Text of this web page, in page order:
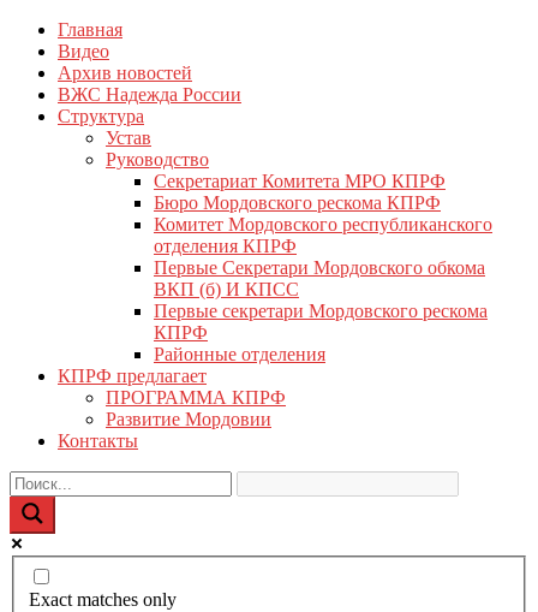
Перейти
содержимому
КПРФ Мордовия
Мордовское Региональное отделение КПРФ
Главная
Видео
Архив новостей
ВЖС Надежда России
Структура
Устав
Руководство
Секретариат Комитета МРО КПРФ
Бюро Мордовского рескома КПРФ
Комитет Мордовского республиканского
отделения КПРФ
Первые Секретари Мордовского обкома
ВКП (б) И КПСС
Первые секретари Мордовского рескома
КПРФ
Районные отделения
КПРФ предлагает
ПРОГРАММА КПРФ
Развитие Мордовии
Контакты
Exact matches only